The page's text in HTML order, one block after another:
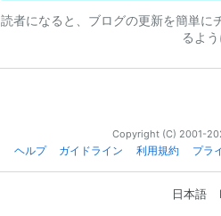
読者になると、ブログの更新を簡単に
るよう
Copyright (C) 2001-
ヘルプ
ガイドライン 利用規約 プラ
日本語